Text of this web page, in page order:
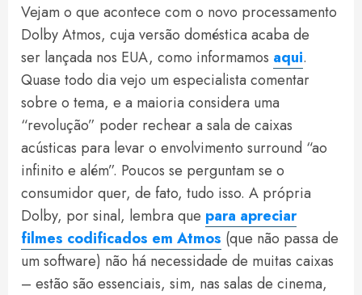
Vejam o que acontece com o novo processamento
Dolby Atmos, cuja versão doméstica acaba de
ser lançada nos EUA, como informamos aqui.
Quase todo dia vejo um especialista comentar
sobre o tema, e a maioria considera uma
“revolução” poder rechear a sala de caixas
acústicas para levar o envolvimento surround “ao
infinito e além”. Poucos se perguntam se o
consumidor quer, de fato, tudo isso. A própria
Dolby, por sinal, lembra que para apreciar
filmes codificados em Atmos (que não passa de
um software) não há necessidade de muitas caixas
– estão são essenciais, sim, nas salas de cinema,